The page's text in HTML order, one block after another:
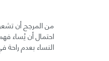
من المرجح أن
احتمال أن يُساء
النساء بعدم راحة